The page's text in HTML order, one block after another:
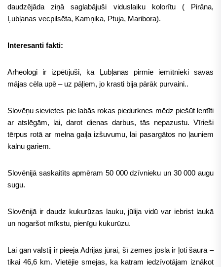
daudzējāda ziņā saglabājuši viduslaiku kolorītu ( Pirāna,
Ļubļanas vecpilsēta, Kamņika, Ptuja, Maribora).
Interesanti fakti:
Arheologi ir izpētījuši, ka Ļubļanas pirmie iemītnieki savas
mājas cēla upē – uz pāļiem, jo krasti bija pārāk purvaini..
Slovēņu sievietes pie labās rokas piedurknes mēdz piešūt lentīti
ar atslēgām, lai, darot dienas darbus, tās nepazustu. Vīrieši
tērpus rotā ar melna gaiļa izšuvumu, lai pasargātos no ļauniem
kalnu gariem.
Slovēnijā saskaitīts apmēram 50 000 dzīvnieku un 30 000 augu
sugu.
Slovēnijā ir daudz kukurūzas lauku, jūlija vidū var iebrist laukā
un nogaršot mīkstu, pienīgu kukurūzu.
Lai gan valstij ir pieeja Adrijas jūrai, šī zemes josla ir ļoti šaura –
tikai 46,6 km. Vietējie smejas, ka katram iedzīvotājam iznākot